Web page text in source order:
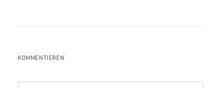
KOMMENTIEREN